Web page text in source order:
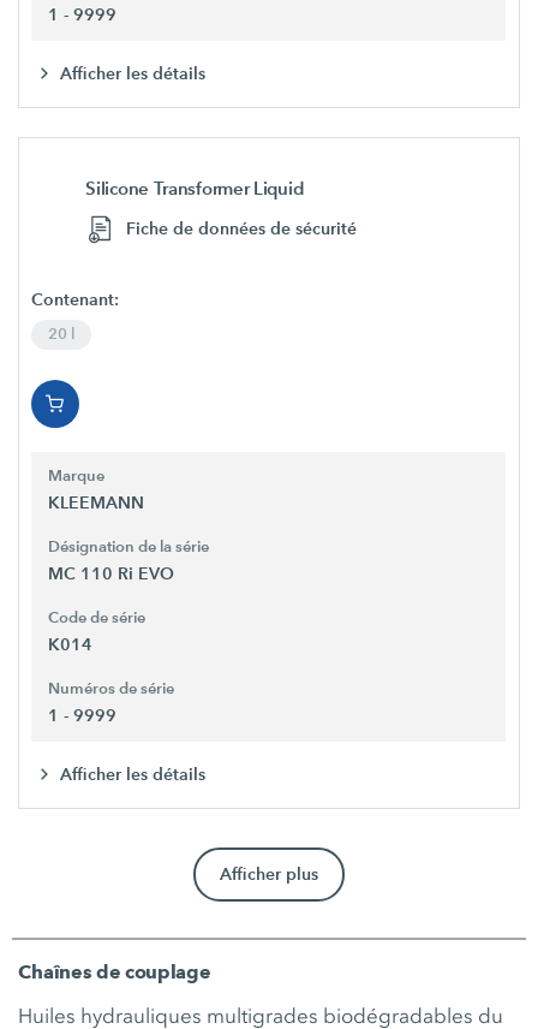
1 - 9999
Afficher les détails
Silicone Transformer Liquid
Fiche de données de sécurité
Contenant:
20 l
Marque
KLEEMANN
Désignation de la série
MC 110 Ri EVO
Code de série
K014
Numéros de série
1 - 9999
Afficher les détails
Afficher plus
Chaînes de couplage
Huiles hydrauliques multigrades biodégradables du